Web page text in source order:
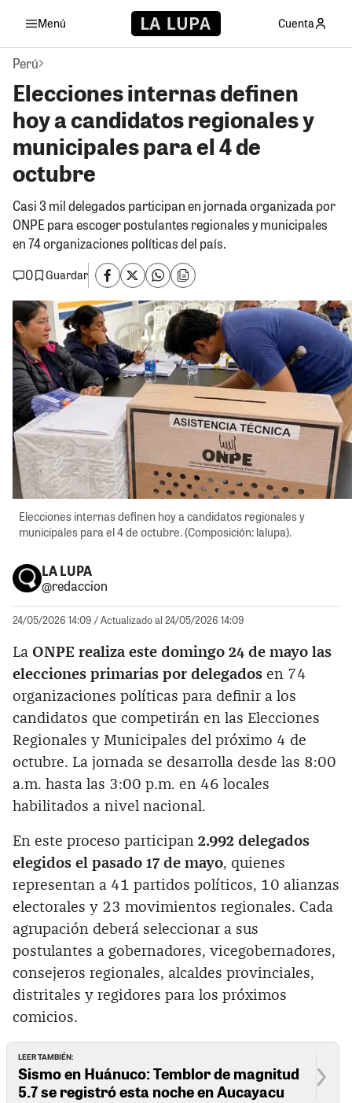
Menú Cuenta
Perú
Elecciones internas definen
hoy a candidatos regionales y
municipales para el 4 de
octubre
Casi 3 mil delegados participan en jornada organizada por
ONPE para escoger postulantes regionales y municipales
en 74 organizaciones políticas del país.
0
Guardar
Elecciones internas definen hoy a candidatos regionales y
municipales para el 4 de octubre. (Composición: lalupa).
LA LUPA
@redaccion
24/05/2026 14:09 / Actualizado al 24/05/2026 14:09
La ONPE realiza este domingo 24 de mayo las
elecciones primarias por delegados en 74
organizaciones políticas para definir a los
candidatos que competirán en las Elecciones
Regionales y Municipales del próximo 4 de
octubre. La jornada se desarrolla desde las 8:00
a.m. hasta las 3:00 p.m. en 46 locales
habilitados a nivel nacional.
En este proceso participan 2.992 delegados
elegidos el pasado 17 de mayo, quienes
representan a 41 partidos políticos, 10 alianzas
electorales y 23 movimientos regionales. Cada
agrupación deberá seleccionar a sus
postulantes a gobernadores, vicegobernadores,
consejeros regionales, alcaldes provinciales,
distritales y regidores para los próximos
comicios.
LEER TAMBIÉN:
Sismo en Huánuco: Temblor de magnitud
5.7 se registró esta noche en Aucayacu